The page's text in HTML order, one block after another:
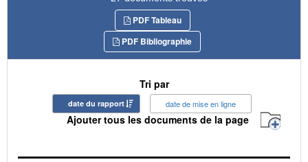
PDF Tableau
PDF Bibliographie
Tri par
date du rapport date de mise en ligne
Ajouter tous les documents de la page